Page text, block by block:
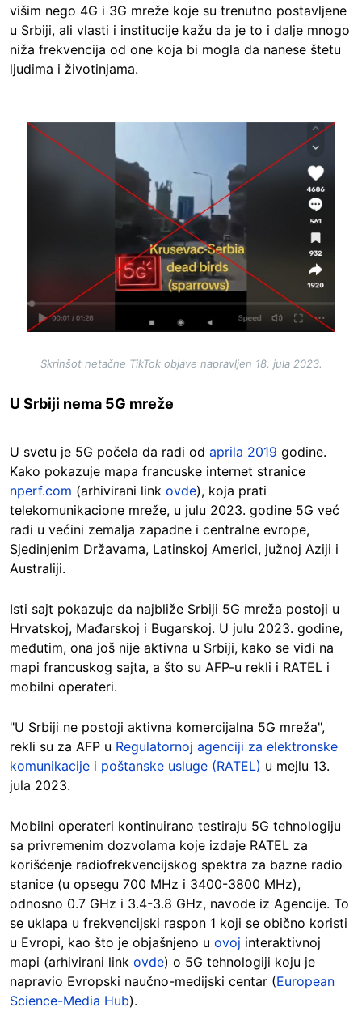
višim nego 4G i 3G mreže koje su trenutno postavljene
u Srbiji, ali vlasti i institucije kažu da je to i dalje mnogo
niža frekvencija od one koja bi mogla da nanese štetu
ljudima i životinjama.
Image
Skrinšot netačne TikTok objave napravljen 18. jula 2023.
U Srbiji nema 5G mreže
U svetu je 5G počela da radi od aprila 2019 godine.
Kako pokazuje mapa francuske internet stranice
nperf.com (arhivirani link ovde), koja prati
telekomunikacione mreže, u julu 2023. godine 5G već
radi u većini zemalja zapadne i centralne evrope,
Sjedinjenim Državama, Latinskoj Americi, južnoj Aziji i
Australiji.
Isti sajt pokazuje da najbliže Srbiji 5G mreža postoji u
Hrvatskoj, Mađarskoj i Bugarskoj. U julu 2023. godine,
međutim, ona još nije aktivna u Srbiji, kako se vidi na
mapi francuskog sajta, a što su AFP-u rekli i RATEL i
mobilni operateri.
"U Srbiji ne postoji aktivna komercijalna 5G mreža",
rekli su za AFP u Regulatornoj agenciji za elektronske
komunikacije i poštanske usluge (RATEL) u mejlu 13.
jula 2023.
Mobilni operateri kontinuirano testiraju 5G tehnologiju
sa privremenim dozvolama koje izdaje RATEL za
korišćenje radiofrekvencijskog spektra za bazne radio
stanice (u opsegu 700 MHz i 3400-3800 MHz),
odnosno 0.7 GHz i 3.4-3.8 GHz, navode iz Agencije. To
se uklapa u frekvencijski raspon 1 koji se obično koristi
u Evropi, kao što je objašnjeno u ovoj interaktivnoj
mapi (arhivirani link ovde) o 5G tehnologiji koju je
napravio Evropski naučno-medijski centar (European
Science-Media Hub).